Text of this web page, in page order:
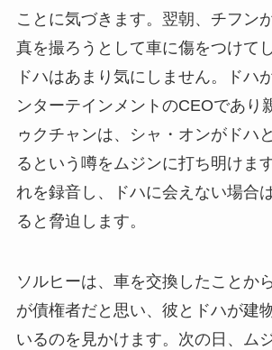
ことに気づきます。翌朝、チフン
真を撮ろうとして車に傷をつけて
ドハはあまり気にしません。ドハ
ンターテインメントのCEOであり
ゥクチャンは、シャ・オンがドハ
るという噂をムジンに打ち明けま
れを録音し、ドハに会えない場合
ると脅迫します。
ソルヒーは、車を交換したことか
が債権者だと思い、彼とドハが建
いるのを見かけます。次の日、ム